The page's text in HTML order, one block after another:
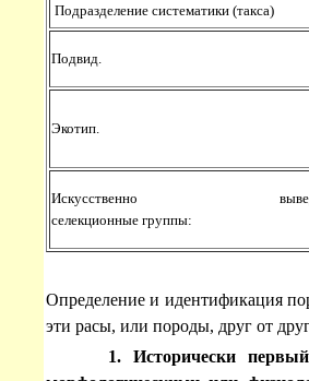
Подразделение систематики (такса)
Подвид.
Экотип.
Искусственно
селекционные группы:
Определение и идентификация
эти расы, или породы, друг от
1. Исторически первый и